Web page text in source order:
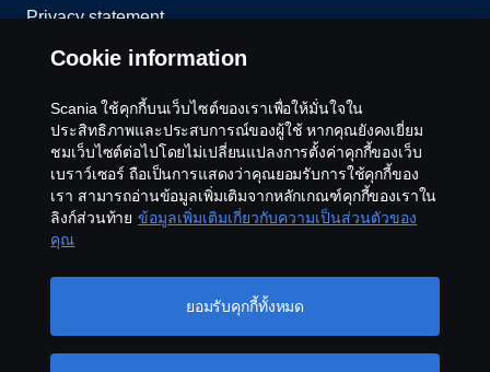
Privacy statement
Cookies
Contact us
Whistleblowing
Cookie settings
Cookie information
Scania ใช้คุกกี้บนเว็บไซต์ของเราเพื่อให้มั่นใจใน
ประสิทธิภาพและประสบการณ์ของผู้ใช้ หากคุณยังคงเยี่ยม
ชมเว็บไซต์ต่อไปโดยไม่เปลี่ยนแปลงการตั้งค่าคุกกี้ของเว็บ
เบราว์เซอร์ ถือเป็นการแสดงว่าคุณยอมรับการใช้คุกกี้ของ
เรา สามารถอ่านข้อมูลเพิ่มเติมจากหลักเกณฑ์คุกกี้ของเราใน
ลิงก์ส่วนท้าย ข้อมูลเพิ่มเติมเกี่ยวกับความเป็นส่วนตัวของ
คุณ
ยอมรับคุกกี้ทั้งหมด